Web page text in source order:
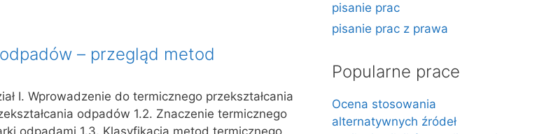
– przegląd metod
I. Wprowadzenie do termicznego przekształcania
odpadów 1.2. Znaczenie termicznego
odpadami 1.3. Klasyfikacja metod termicznego
pisanie prac
pisanie prac z prawa
Popularne prace
Ocena stosowania
alternatywnych źródeł